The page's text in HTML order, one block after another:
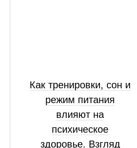
Как тренировки, сон и
режим питания
влияют на
психическое
здоровье. Взгляд